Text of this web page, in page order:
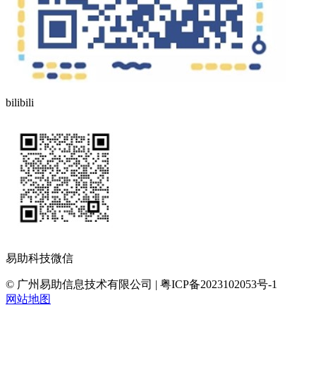
bilibili
易助科技微信
© 广州易助信息技术有限公司 | 粤ICP备2023102053号-1
网站地图